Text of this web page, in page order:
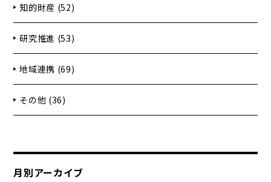
知的財産 (52)
研究推進 (53)
地域連携 (69)
その他 (36)
月別アーカイブ